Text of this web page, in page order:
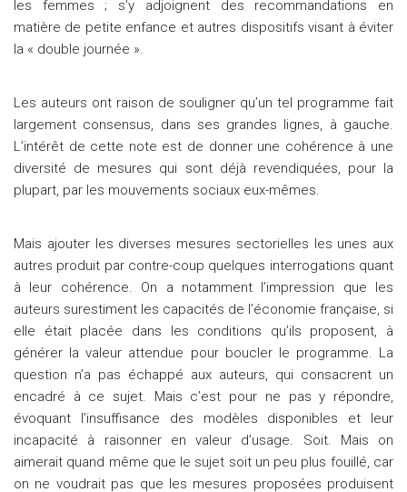
les femmes ; s’y adjoignent des recommandations en
matière de petite enfance et autres dispositifs visant à éviter
la « double journée ».
Les auteurs ont raison de souligner qu’un tel programme fait
largement consensus, dans ses grandes lignes, à gauche.
L’intérêt de cette note est de donner une cohérence à une
diversité de mesures qui sont déjà revendiquées, pour la
plupart, par les mouvements sociaux eux-mêmes.
Mais ajouter les diverses mesures sectorielles les unes aux
autres produit par contre-coup quelques interrogations quant
à leur cohérence. On a notamment l’impression que les
auteurs surestiment les capacités de l’économie française, si
elle était placée dans les conditions qu’ils proposent, à
générer la valeur attendue pour boucler le programme. La
question n’a pas échappé aux auteurs, qui consacrent un
encadré à ce sujet. Mais c’est pour ne pas y répondre,
évoquant l’insuffisance des modèles disponibles et leur
incapacité à raisonner en valeur d’usage. Soit. Mais on
aimerait quand même que le sujet soit un peu plus fouillé, car
on ne voudrait pas que les mesures proposées produisent